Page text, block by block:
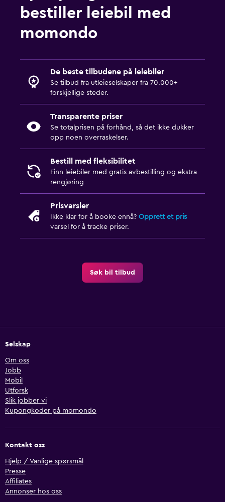
bestiller leiebil med
momondo
De beste tilbudene på leiebiler
Se tilbud fra utleieselskaper fra 70.000+
forskjellige steder.
Transparente priser
Se totalprisen på forhånd, så det ikke dukker
opp noen overraskelser.
Bestill med fleksibilitet
Finn leiebiler med gratis avbestilling og ekstra
rengjøring
Prisvarsler
Ikke klar for å booke ennå? Opprett et pris
varsel for å tracke priser.
Søk bil tilbud
Selskap
Om oss
Jobb
Mobil
Utforsk
Slik jobber vi
Kupongkoder på momondo
Kontakt oss
Hjelp / Vanlige spørsmål
Presse
Affiliates
Annonser hos oss